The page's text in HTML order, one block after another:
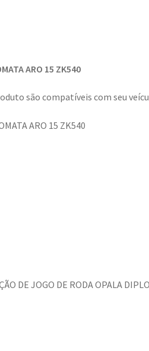
ARO 15 ZK540
são compatíveis com seu
ARO 15 ZK540
DE JOGO DE RODA OPALA